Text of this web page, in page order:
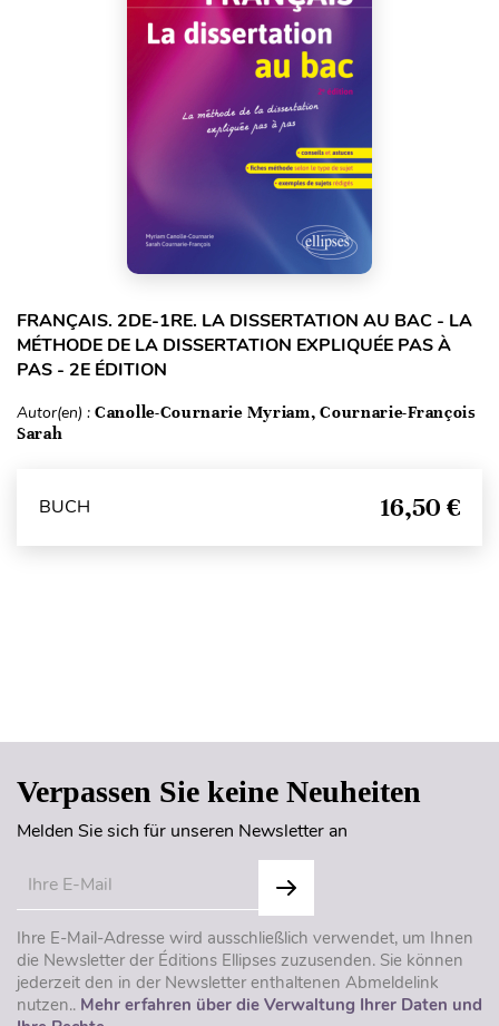
FRANÇAIS. 2DE-1RE. LA DISSERTATION AU BAC - LA
MÉTHODE DE LA DISSERTATION EXPLIQUÉE PAS À
PAS - 2E ÉDITION
Autor(en) : Canolle-Cournarie Myriam, Cournarie-François
Sarah
BUCH 16,50 €
Verpassen Sie keine Neuheiten
Melden Sie sich für unseren Newsletter an
Ihre E-Mail-Adresse wird ausschließlich verwendet, um Ihnen
die Newsletter der Éditions Ellipses zuzusenden. Sie können
jederzeit den in der Newsletter enthaltenen Abmeldelink
nutzen.. Mehr erfahren über die Verwaltung Ihrer Daten und